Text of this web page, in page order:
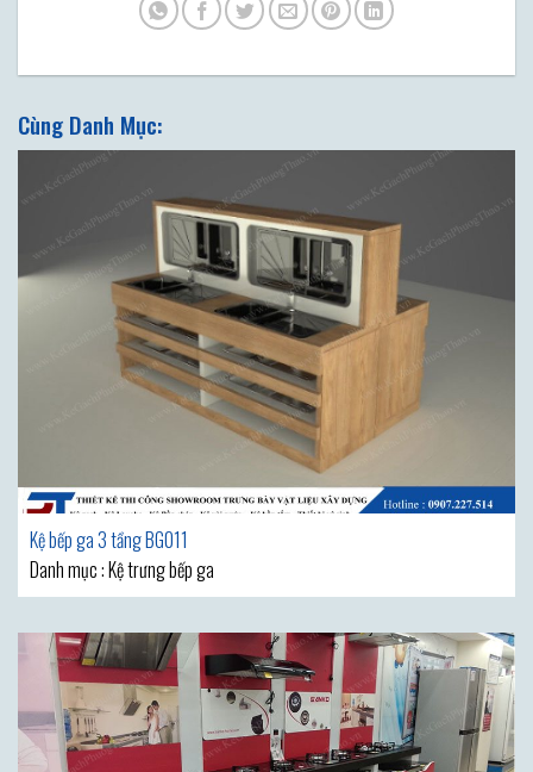
Cùng Danh Mục:
Kệ bếp ga 3 tầng BG011
Danh mục : Kệ trưng bếp ga